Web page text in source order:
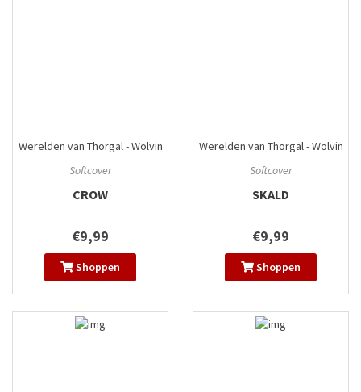
Werelden van Thorgal - Wolvin
Softcover
CROW
€9,99
Shoppen
Werelden van Thorgal - Wolvin
Softcover
SKALD
€9,99
Shoppen